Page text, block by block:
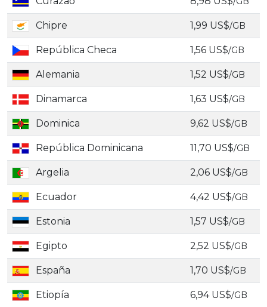
Chipre 1,99 US$/GB
República Checa 1,56 US$/GB
Alemania 1,52 US$/GB
Dinamarca 1,63 US$/GB
Dominica 9,62 US$/GB
República Dominicana 11,70 US$/GB
Argelia 2,06 US$/GB
Ecuador 4,42 US$/GB
Estonia 1,57 US$/GB
Egipto 2,52 US$/GB
España 1,70 US$/GB
Etiopía 6,94 US$/GB